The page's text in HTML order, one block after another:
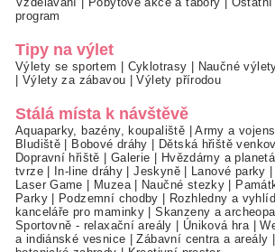
program
Tipy na výlet
Výlety se sportem Cyklotrasy Naučné
Výlety za zábavou |Výlety přírodou
Stálá místa k návštěvě
Aquaparky, bazény, koupaliště |Army a
Bludiště
Bobové dráhy Dětská hřiště
Dopravní hřiště
Galerie Hvězdárny a
tvrze| In-line dráhy |Jeskyně| Lanové parky
Laser Game
Muzea| Naučné stezky
Parky| Podzemní chodby Rozhledny a
kanceláře pro maminky |Skanzeny a
Sportovně - relaxační areály
Úniková hra |
a indiánské vesnice |Zábavní centra a areály